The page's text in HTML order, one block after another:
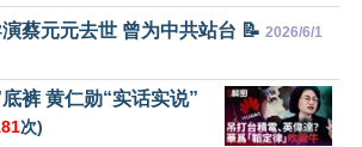
蔡元元去世 曾为中共站台 📝 2026/6/1
裤 黄仁勋“实话实说”
次)